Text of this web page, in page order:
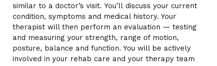
similar to a doctor’s visit. You’ll discuss your current
condition, symptoms and medical history. Your
therapist will then perform an evaluation — testing
and measuring your strength, range of motion,
posture, balance and function. You will be actively
involved in your rehab care and your therapy team